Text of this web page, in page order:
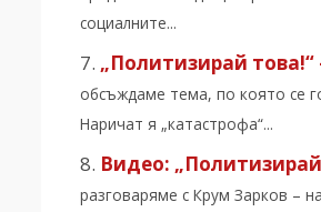
социалните...
„Политизирай това!“
обсъждаме тема, по която се
Наричат я „катастрофа“...
Видео:
разговаряме с Крум Зарков –